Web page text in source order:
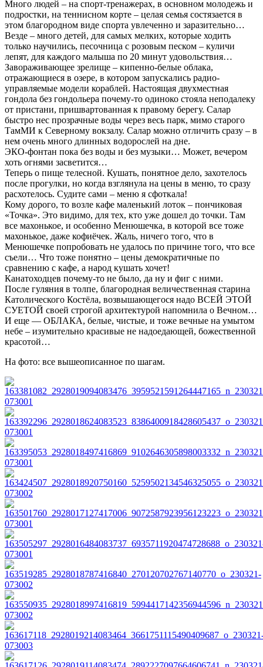
Много людей – на спорт-тренажерах, в основном молодежь и
подростки, на теннисном корте – целая семья состязается в
этом благородном виде спорта увлеченно и заразительно…
Везде – много детей, для самых мелких, которые ходить
только научились, песочница с розовым песком – куличи
лепят, для каждого малыша по 20 минут удовольствия…
Завораживающее зрелище – кипенно-белые облака,
отражающиеся в озере, в котором запускались радио-
управляемые модели кораблей. Настоящая двухместная
гондола без гондольера почему-то одиноко стояла неподалеку
от пристани, пришвартованная к правому берегу. Салар
быстро нес прозрачные воды через весь парк, мимо старого
ТамМИ к Северному вокзалу. Салар можно отличить сразу – в
нем очень много длинных водорослей на дне.
ЭКО-фонтан пока без воды и без музыки… Может, вечером
хоть огнями засветится…
Теперь о пище телесной. Кушать, понятное дело, захотелось
после прогулки, но когда взглянула на цены в меню, то сразу
расхотелось. Судите сами – меню я сфоткала!
Кому дорого, то возле кафе маленький лоток – пончиковая
«Точка». Это видимо, для тех, кто уже дошел до точки. Там
все махонькое, и особенно Менюшечка, в которой все тоже
махонькое, даже кофиёчек. Жаль, ничего того, что в
Менюшечке попробовать не удалось по причине того, что все
съели… Что тоже понятно – цены демократичные по
сравнению с кафе, а народ кушать хочет!
Канатоходцев почему-то не было, да ну и фиг с ними.
После гуляния в толпе, благородная величественная старина
Католического Костёла, возвышающегося надо ВСЕЙ ЭТОЙ
СУЕТОЙ своей строгой архитектурой напомнила о Вечном…
И еще — ОБЛАКА, белые, чистые, и тоже вечные на умытом
небе – изумительно красивые не надоедающей, божественной
красотой…
На фото: все вышеописанное по шагам.